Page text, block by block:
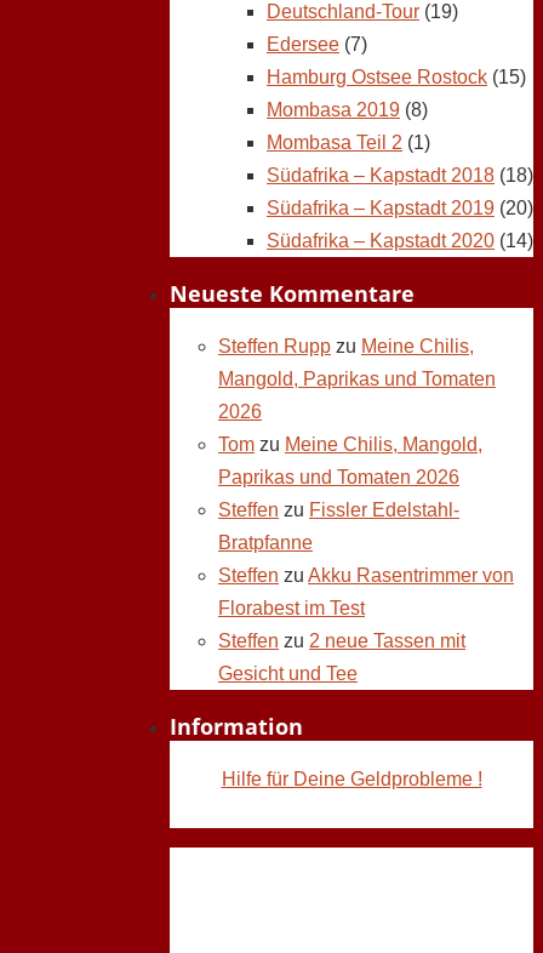
Deutschland-Tour (19)
Edersee (7)
Hamburg Ostsee Rostock (15)
Mombasa 2019 (8)
Mombasa Teil 2 (1)
Südafrika – Kapstadt 2018 (18)
Südafrika – Kapstadt 2019 (20)
Südafrika – Kapstadt 2020 (14)
Neueste Kommentare
Steffen Rupp zu Meine Chilis,
Mangold, Paprikas und Tomaten
2026
Tom zu Meine Chilis, Mangold,
Paprikas und Tomaten 2026
Steffen zu Fissler Edelstahl-
Bratpfanne
Steffen zu Akku Rasentrimmer von
Florabest im Test
Steffen zu 2 neue Tassen mit
Gesicht und Tee
Information
Hilfe für Deine Geldprobleme !